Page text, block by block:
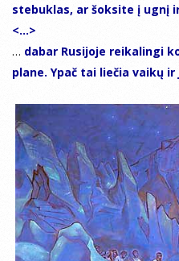
stebuklas, ar šoksite į ugnį
<...>
… dabar Rusijoje reikalingi
plane. Ypač tai liečia vaikų